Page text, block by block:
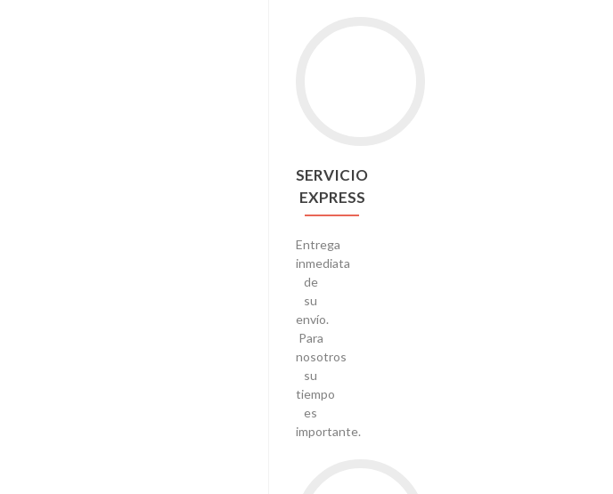
SERVICIO
EXPRESS
Entrega
inmediata
de
su
envío.
Para
nosotros
su
tiempo
es
importante.